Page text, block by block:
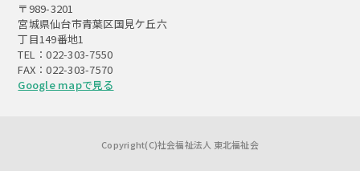
〒989-3201
宮城県仙台市青葉区国見ケ丘六
丁目149番地1
TEL：022-303-7550
FAX：022-303-7570
Google mapで見る
Copyright(C)社会福祉法人 東北福祉会